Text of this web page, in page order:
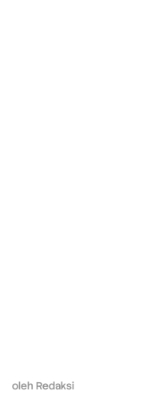
oleh Redaksi